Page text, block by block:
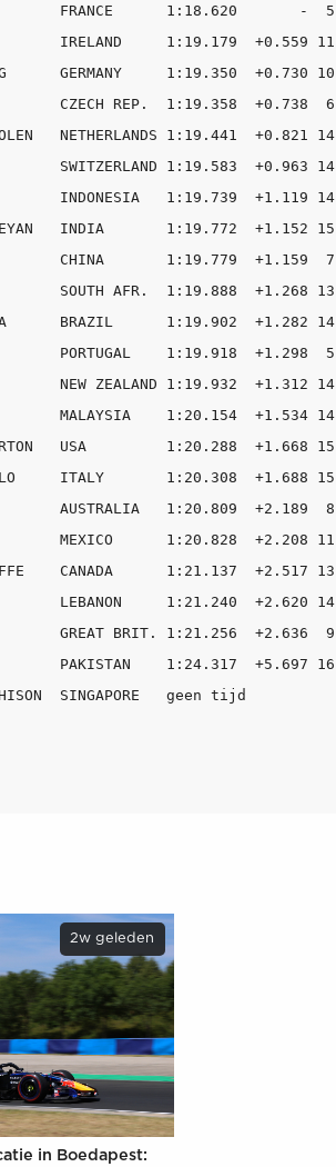
FRANCE      1:18.620       -  5
IRELAND     1:19.179  +0.559 11
GERMANY     1:19.350  +0.730 10
CZECH REP.  1:19.358  +0.738  6
NETHERLANDS 1:19.441  +0.821 14
SWITZERLAND 1:19.583  +0.963 14
INDONESIA   1:19.739  +1.119 14
INDIA       1:19.772  +1.152 15
CHINA       1:19.779  +1.159  7
SOUTH AFR.  1:19.888  +1.268 13
BRAZIL      1:19.902  +1.282 14
PORTUGAL    1:19.918  +1.298  5
NEW ZEALAND 1:19.932  +1.312 14
MALAYSIA    1:20.154  +1.534 14
USA         1:20.288  +1.668 15
ITALY       1:20.308  +1.688 15
AUSTRALIA   1:20.809  +2.189  8
MEXICO      1:20.828  +2.208 11
CANADA      1:21.137  +2.517 13
LEBANON     1:21.240  +2.620 14
GREAT BRIT. 1:21.256  +2.636  9
PAKISTAN    1:24.317  +5.697 16
2w geleden
in Boedapest: